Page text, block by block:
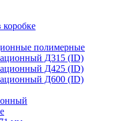
полимерные
Д315 (ID)
Д425 (ID)
Д600 (ID)